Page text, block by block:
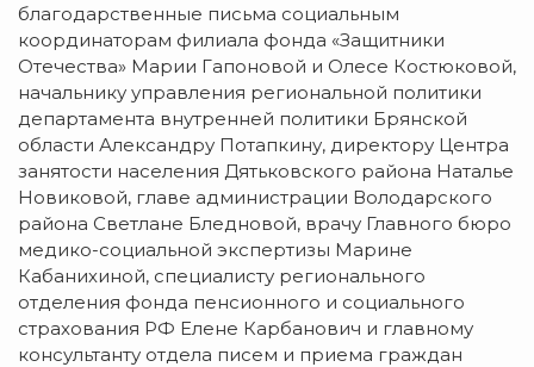
благодарственные письма социальным
координаторам филиала фонда «Защитники
Отечества» Марии Гапоновой и Олесе Костюковой,
начальнику управления региональной политики
департамента внутренней политики Брянской
области Александру Потапкину, директору Центра
занятости населения Дятьковского района Наталье
Новиковой, главе администрации Володарского
района Светлане Бледновой, врачу Главного бюро
медико-социальной экспертизы Марине
Кабанихиной, специалисту регионального
отделения фонда пенсионного и социального
страхования РФ Елене Карбанович и главному
консультанту отдела писем и приема граждан